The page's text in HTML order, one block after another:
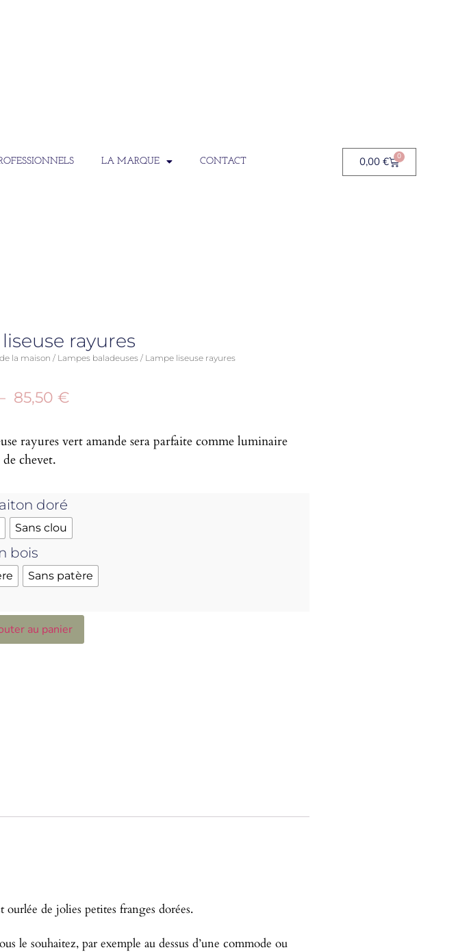
LA MARQUE CONTACT 0,00 € 0
rayures
la maison / Lampes baladeuses / Lampe liseuse rayures
85,50 €
rayures vert amande sera parfaite comme luminaire
chevet.
doré
Sans clou
bois
Sans patère
au panier
ourlée de jolies petites franges dorées.
le souhaitez, par exemple au dessus d’une commode ou